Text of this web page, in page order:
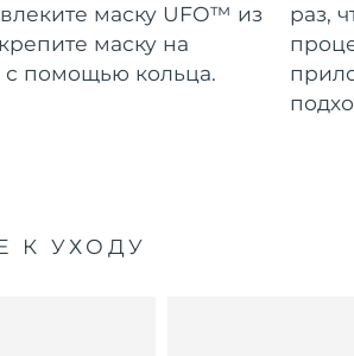
маску UFO™ из
маску на
помощью кольца.
раз,
К УХОДУ